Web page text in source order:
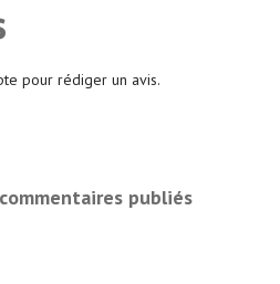
pour rédiger un avis.
publiés